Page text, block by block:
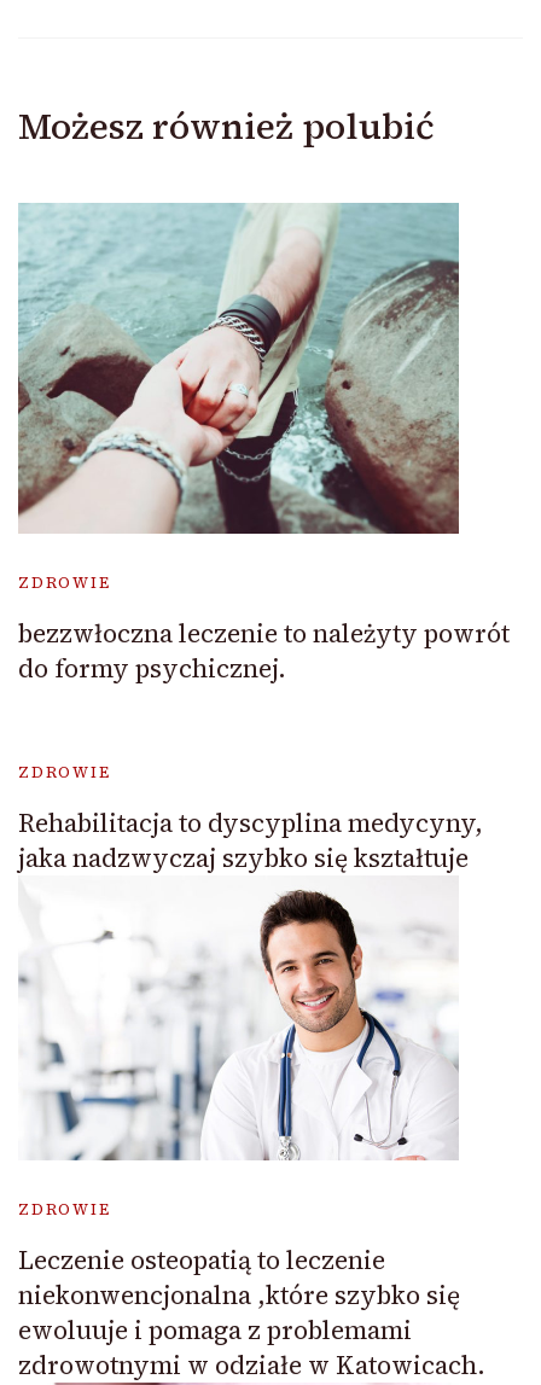
Możesz również polubić
ZDROWIE
bezzwłoczna leczenie to należyty powrót
do formy psychicznej.
ZDROWIE
Rehabilitacja to dyscyplina medycyny,
jaka nadzwyczaj szybko się kształtuje
ZDROWIE
Leczenie osteopatią to leczenie
niekonwencjonalna ,które szybko się
ewoluuje i pomaga z problemami
zdrowotnymi w odziałe w Katowicach.